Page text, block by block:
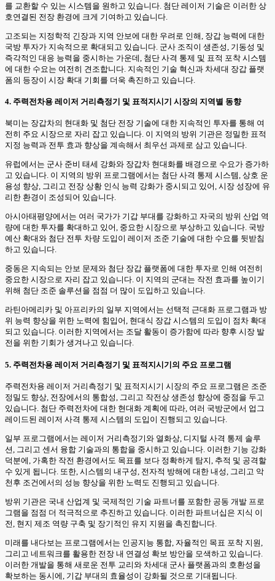
를 교환할 수 있는 시스템을 원하고 있습니다. 첨단 레이저 기술은 이러한 상
호연결된 전장 환경에 크게 기여하고 있습니다.
고조되는 지정학적 긴장과 지역 안보에 대한 우려로 인해, 장갑 능력에 대한
국방 투자가 지속적으로 확대되고 있습니다. 군사 조직이 생존성, 기동성 및
즉각적인 대응 능력을 중시하는 가운데, 첨단 사격 통제 및 표적 포착 시스템
에 대한 수요는 여전히 견조합니다. 지속적인 기술 혁신과 차세대 장갑 플랫
폼의 등장이 시장 확대 기회를 더욱 촉진하고 있습니다.
4. 주력전차용 레이저 거리측정기 및 표적지시기 시장의 지역별 동향
북미는 장갑차의 현대화 및 첨단 전장 기술에 대한 지속적인 투자를 통해 여
전히 주요 시장으로 자리 잡고 있습니다. 이 지역의 방위 기관은 정밀한 표적
지정 능력과 전투 효과 향상을 계속해서 최우선 과제로 삼고 있습니다.
유럽에서는 군사 준비 태세 강화와 장갑차 현대화를 배경으로 수요가 증가하
고 있습니다. 이 지역의 방위 프로그램에서는 첨단 사격 통제 시스템, 상호 운
용성 향상, 그리고 전장 상황 인식 능력 강화가 중시되고 있어, 시장 성장에 유
리한 환경이 조성되어 있습니다.
아시아태평양에서는 여러 국가가 기갑 부대를 강화하고 자국의 방위 산업 역
량에 대한 투자를 확대하고 있어, 중요한 시장으로 부상하고 있습니다. 국방
예산 확대와 첨단 전투 차량 도입이 레이저 조준 기술에 대한 수요를 뒷받침
하고 있습니다.
중동은 지속되는 안보 문제와 첨단 장갑 플랫폼에 대한 투자로 인해 여전히
중요한 시장으로 자리 잡고 있습니다. 이 지역의 군대는 작전 효과를 높이기
위해 첨단 조준 솔루션을 점점 더 많이 도입하고 있습니다.
라틴아메리카 및 아프리카의 일부 지역에서는 선택적 근대화 프로그램과 방
위 능력 향상을 위한 노력에 힘입어, 현대식 장갑 시스템의 도입이 점차 확대
되고 있습니다. 이러한 지역에서는 조달 활동이 증가함에 따라 향후 시장 발
전을 위한 기회가 생겨나고 있습니다.
5. 주력전차용 레이저 거리측정기 및 표적지시기의 주요 프로그램
주력전차용 레이저 거리측정기 및 표적지시기 시장의 주요 프로그램은 조준
정밀도 향상, 전장에서의 통합성, 그리고 작전상 생존성 향상에 중점을 두고
있습니다. 첨단 주력전차에 대한 현대화 계획에 따라, 여러 국방군에서 업그
레이드된 레이저 사격 통제 시스템의 도입이 진행되고 있습니다.
일부 프로그램에서는 레이저 거리측정기와 열화상, 디지털 사격 통제 솔루
션, 그리고 센서 융합 기술과의 통합을 중시하고 있습니다. 이러한 기능 강화
덕분에, 가혹한 작전 환경에서도 목표를 보다 정확하게 탐지, 추적 및 공격할
수 있게 됩니다. 또한, 시스템의 내구성, 전자적 방해에 대한 내성, 그리고 악
천후 조건에서의 성능 향상을 위한 노력도 진행되고 있습니다.
방위 기관은 국내 산업계 및 국제적인 기술 파트너를 포함한 공동 개발 프로
그램을 점점 더 적극적으로 추진하고 있습니다. 이러한 파트너십은 지식 이
전, 현지 제조 역량 구축 및 장기적인 유지 지원을 촉진합니다.
미래를 내다보는 프로그램에서는 인공지능 통합, 자율적인 목표 포착 지원,
그리고 네트워크를 활용한 전장 내 연결성 확보 방안을 모색하고 있습니다.
이러한 개발을 통해 새로운 전투 교리와 차세대 군사 플랫폼과의 호환성을
확보하는 동시에, 기갑 부대의 효율성이 강화될 것으로 기대됩니다.